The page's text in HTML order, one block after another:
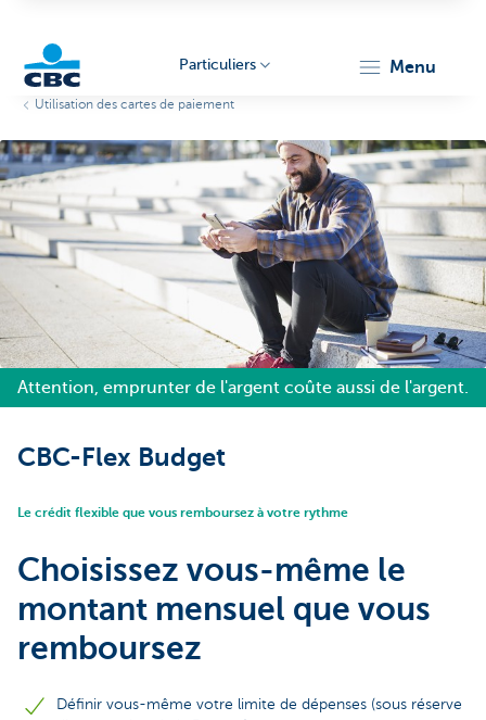
Particuliers menu
Utilisation des cartes de paiement
Attention, emprunter de l'argent coûte aussi de l'argent.
CBC-Flex Budget
Le crédit flexible que vous remboursez à votre rythme
Choisissez vous-même le
montant mensuel que vous
remboursez
Définir vous-même votre limite de dépenses (sous réserve